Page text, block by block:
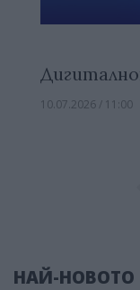
10.07.2026 / 11:00
НАЙ-НОВОТО